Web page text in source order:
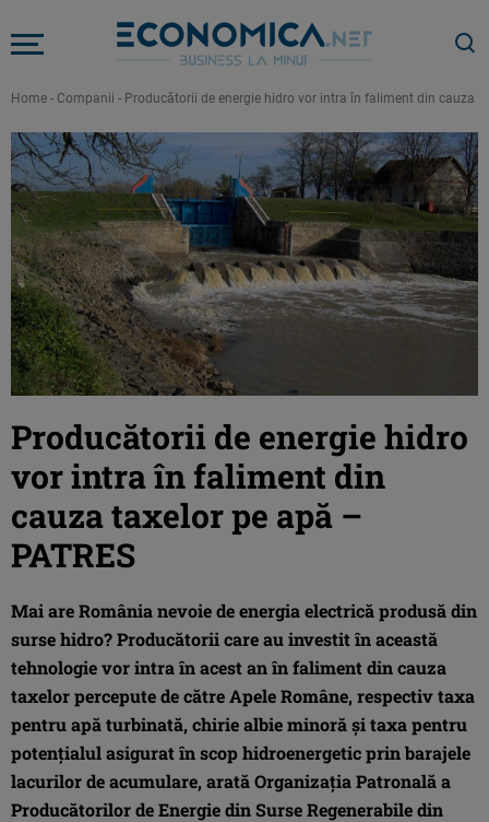
Home - Companii - Producătorii de energie hidro vor intra în faliment din cauza
Producătorii de energie hidro
vor intra în faliment din
cauza taxelor pe apă –
PATRES
Mai are România nevoie de energia electrică produsă din
surse hidro? Producătorii care au investit în această
tehnologie vor intra în acest an în faliment din cauza
taxelor percepute de către Apele Române, respectiv taxa
pentru apă turbinată, chirie albie minoră și taxa pentru
potențialul asigurat în scop hidroenergetic prin barajele
lacurilor de acumulare, arată Organizația Patronală a
Producătorilor de Energie din Surse Regenerabile din